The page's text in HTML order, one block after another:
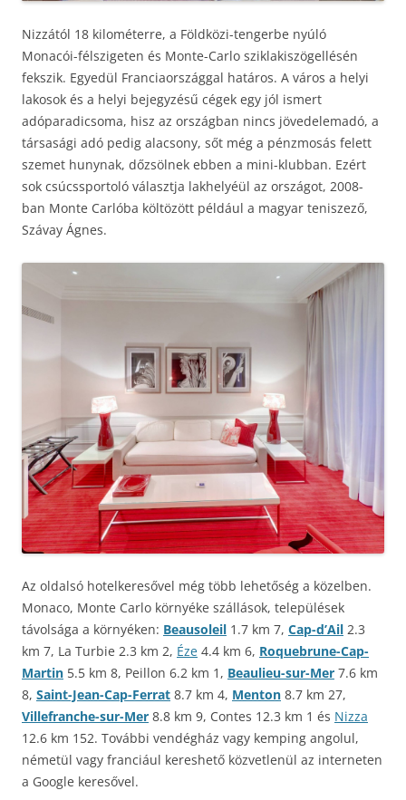
Nizzától 18 kilométerre, a Földközi-tengerbe nyúló
Monacói-félszigeten és Monte-Carlo sziklakiszögellésén
fekszik. Egyedül Franciaországgal határos. A város a helyi
lakosok és a helyi bejegyzésű cégek egy jól ismert
adóparadicsoma, hisz az országban nincs jövedelemadó, a
társasági adó pedig alacsony, sőt még a pénzmosás felett
szemet hunynak, dőzsölnek ebben a mini-klubban. Ezért
sok csúcssportoló választja lakhelyéül az országot, 2008-
ban Monte Carlóba költözött például a magyar teniszező,
Szávay Ágnes.
Az oldalsó hotelkeresővel még több lehetőség a közelben.
Monaco, Monte Carlo környéke szállások, települések
távolsága a környéken: Beausoleil 1.7 km 7, Cap-dʼAil 2.3
km 7, La Turbie 2.3 km 2, Éze 4.4 km 6, Roquebrune-Cap-
Martin 5.5 km 8, Peillon 6.2 km 1, Beaulieu-sur-Mer 7.6 km
8, Saint-Jean-Cap-Ferrat 8.7 km 4, Menton 8.7 km 27,
Villefranche-sur-Mer 8.8 km 9, Contes 12.3 km 1 és Nizza
12.6 km 152. További vendégház vagy kemping angolul,
németül vagy franciául kereshető közvetlenül az interneten
a Google keresővel.